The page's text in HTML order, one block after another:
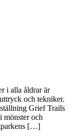
i alla åldrar är
och tekniker.
Grief Trails
mönster och
[…]